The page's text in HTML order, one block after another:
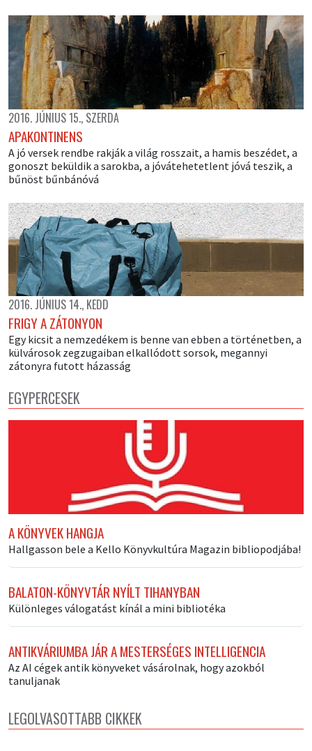
2016. JÚNIUS 15., SZERDA
APAKONTINENS
A jó versek rendbe rakják a világ rosszait, a hamis beszédet, a
gonoszt beküldik a sarokba, a jóvátehetetlent jóvá teszik, a
bűnöst bűnbánóvá
2016. JÚNIUS 14., KEDD
FRIGY A ZÁTONYON
Egy kicsit a nemzedékem is benne van ebben a történetben, a
külvárosok zegzugaiban elkallódott sorsok, megannyi
zátonyra futott házasság
EGYPERCESEK
A KÖNYVEK HANGJA
Hallgasson bele a Kello Könyvkultúra Magazin bibliopodjába!
BALATON-KÖNYVTÁR NYÍLT TIHANYBAN
Különleges válogatást kínál a mini bibliotéka
ANTIKVÁRIUMBA JÁR A MESTERSÉGES INTELLIGENCIA
Az AI cégek antik könyveket vásárolnak, hogy azokból
tanuljanak
LEGOLVASOTTABB CIKKEK